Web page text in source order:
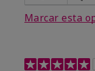
Marcar esta